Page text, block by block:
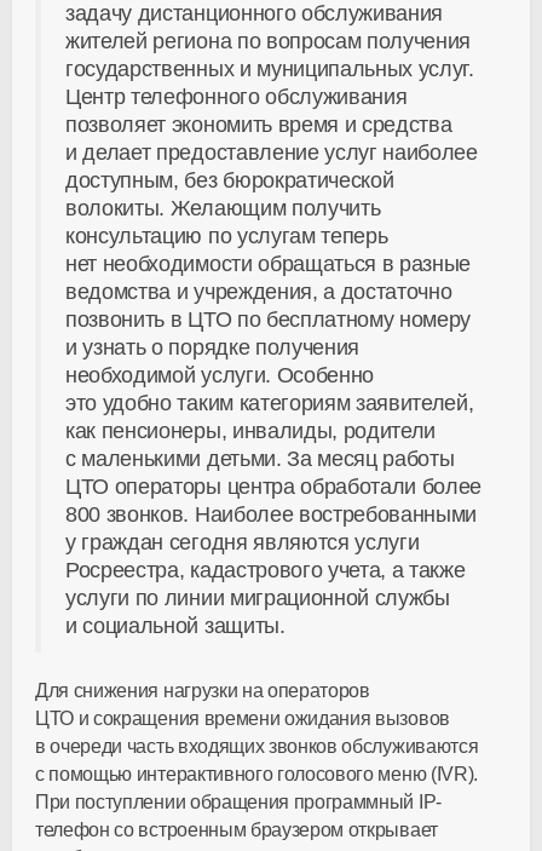
задачу дистанционного обслуживания
жителей региона по вопросам получения
государственных и муниципальных услуг.
Центр телефонного обслуживания
позволяет экономить время и средства
и делает предоставление услуг наиболее
доступным, без бюрократической
волокиты. Желающим получить
консультацию по услугам теперь
нет необходимости обращаться в разные
ведомства и учреждения, а достаточно
позвонить в ЦТО по бесплатному номеру
и узнать о порядке получения
необходимой услуги. Особенно
это удобно таким категориям заявителей,
как пенсионеры, инвалиды, родители
с маленькими детьми. За месяц работы
ЦТО операторы центра обработали более
800 звонков. Наиболее востребованными
у граждан сегодня являются услуги
Росреестра, кадастрового учета, а также
услуги по линии миграционной службы
и социальной защиты.
Для снижения нагрузки на операторов
ЦТО и сокращения времени ожидания вызовов
в очереди часть входящих звонков обслуживаются
с помощью интерактивного голосового меню (IVR).
При поступлении обращения программный IP-
телефон со встроенным браузером открывает